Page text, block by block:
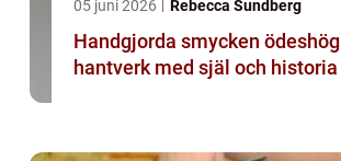
05 juni 2026 Rebecca Sundberg
Handgjorda smycken ödeshög
hantverk med själ och historia